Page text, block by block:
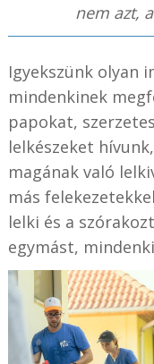
nem azt,
Igyekszünk olyan
mindenkinek
papokat,
lelkészeket
magának való
más
lelki és a
egymást,